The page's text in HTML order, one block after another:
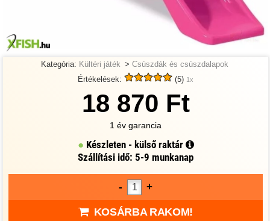
Kategória: Kültéri játék > Csúszdák és csúszdalapok
Értékelések:
(5) 1x
18 870 Ft
1 év garancia
Készleten - külső raktár
Szállítási idő: 5-9 munkanap
- +
KOSÁRBA RAKOM!